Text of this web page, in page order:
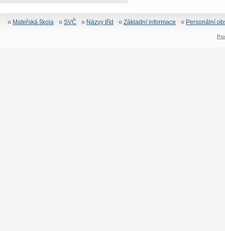
Mateřská škola SVČ Názvy tříd Základní informace Personální